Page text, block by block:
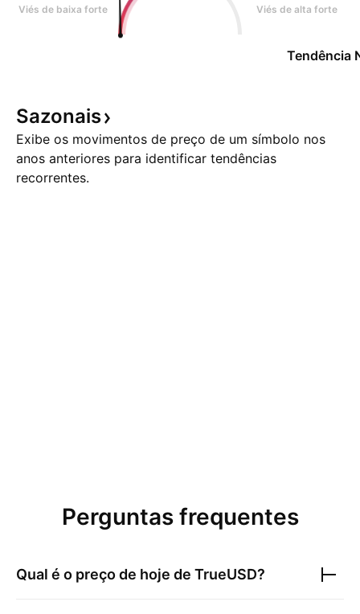
Viés de baixa forte Viés de alta forte
Tendência
Sazonais
Exibe os movimentos de preço de um símbolo nos
anos anteriores para identificar tendências
recorrentes.
Perguntas frequentes
Qual é o preço de hoje de TrueUSD?